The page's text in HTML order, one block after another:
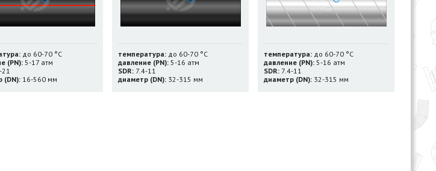
до 60-70 °С
(PN): 5-17 атм
21
(DN): 16-560 мм
температура: до 60-70 °С
давление (PN): 5-16 атм
SDR: 7.4-11
диаметр (DN): 32-315 мм
температура: до 60-70 °С
давление (PN): 5-16 атм
SDR: 7.4-11
диаметр (DN): 32-315 мм